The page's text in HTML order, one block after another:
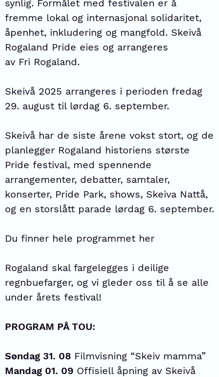
synlig. Formålet med festivalen er å
fremme lokal og internasjonal solidaritet,
åpenhet, inkludering og mangfold. Skeivå
Rogaland Pride eies og arrangeres
av Fri Rogaland.
Skeivå 2025 arrangeres i perioden fredag
29. august til lørdag 6. september.
Skeivå har de siste årene vokst stort, og de
planlegger Rogaland historiens største
Pride festival, med spennende
arrangementer, debatter, samtaler,
konserter, Pride Park, shows, Skeiva Nattå,
og en storslått parade lørdag 6. september.
Du finner hele programmet her
Rogaland skal fargelegges i deilige
regnbuefarger, og vi gleder oss til å se alle
under årets festival!
PROGRAM PÅ TOU:
Søndag 31. 08 Filmvisning “Skeiv mamma”
Mandag 01. 09 Offisiell åpning av Skeivå